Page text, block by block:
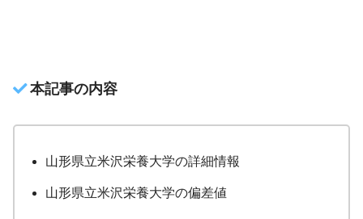
本記事の内容
山形県立米沢栄養大学の詳細情報
山形県立米沢栄養大学の偏差値